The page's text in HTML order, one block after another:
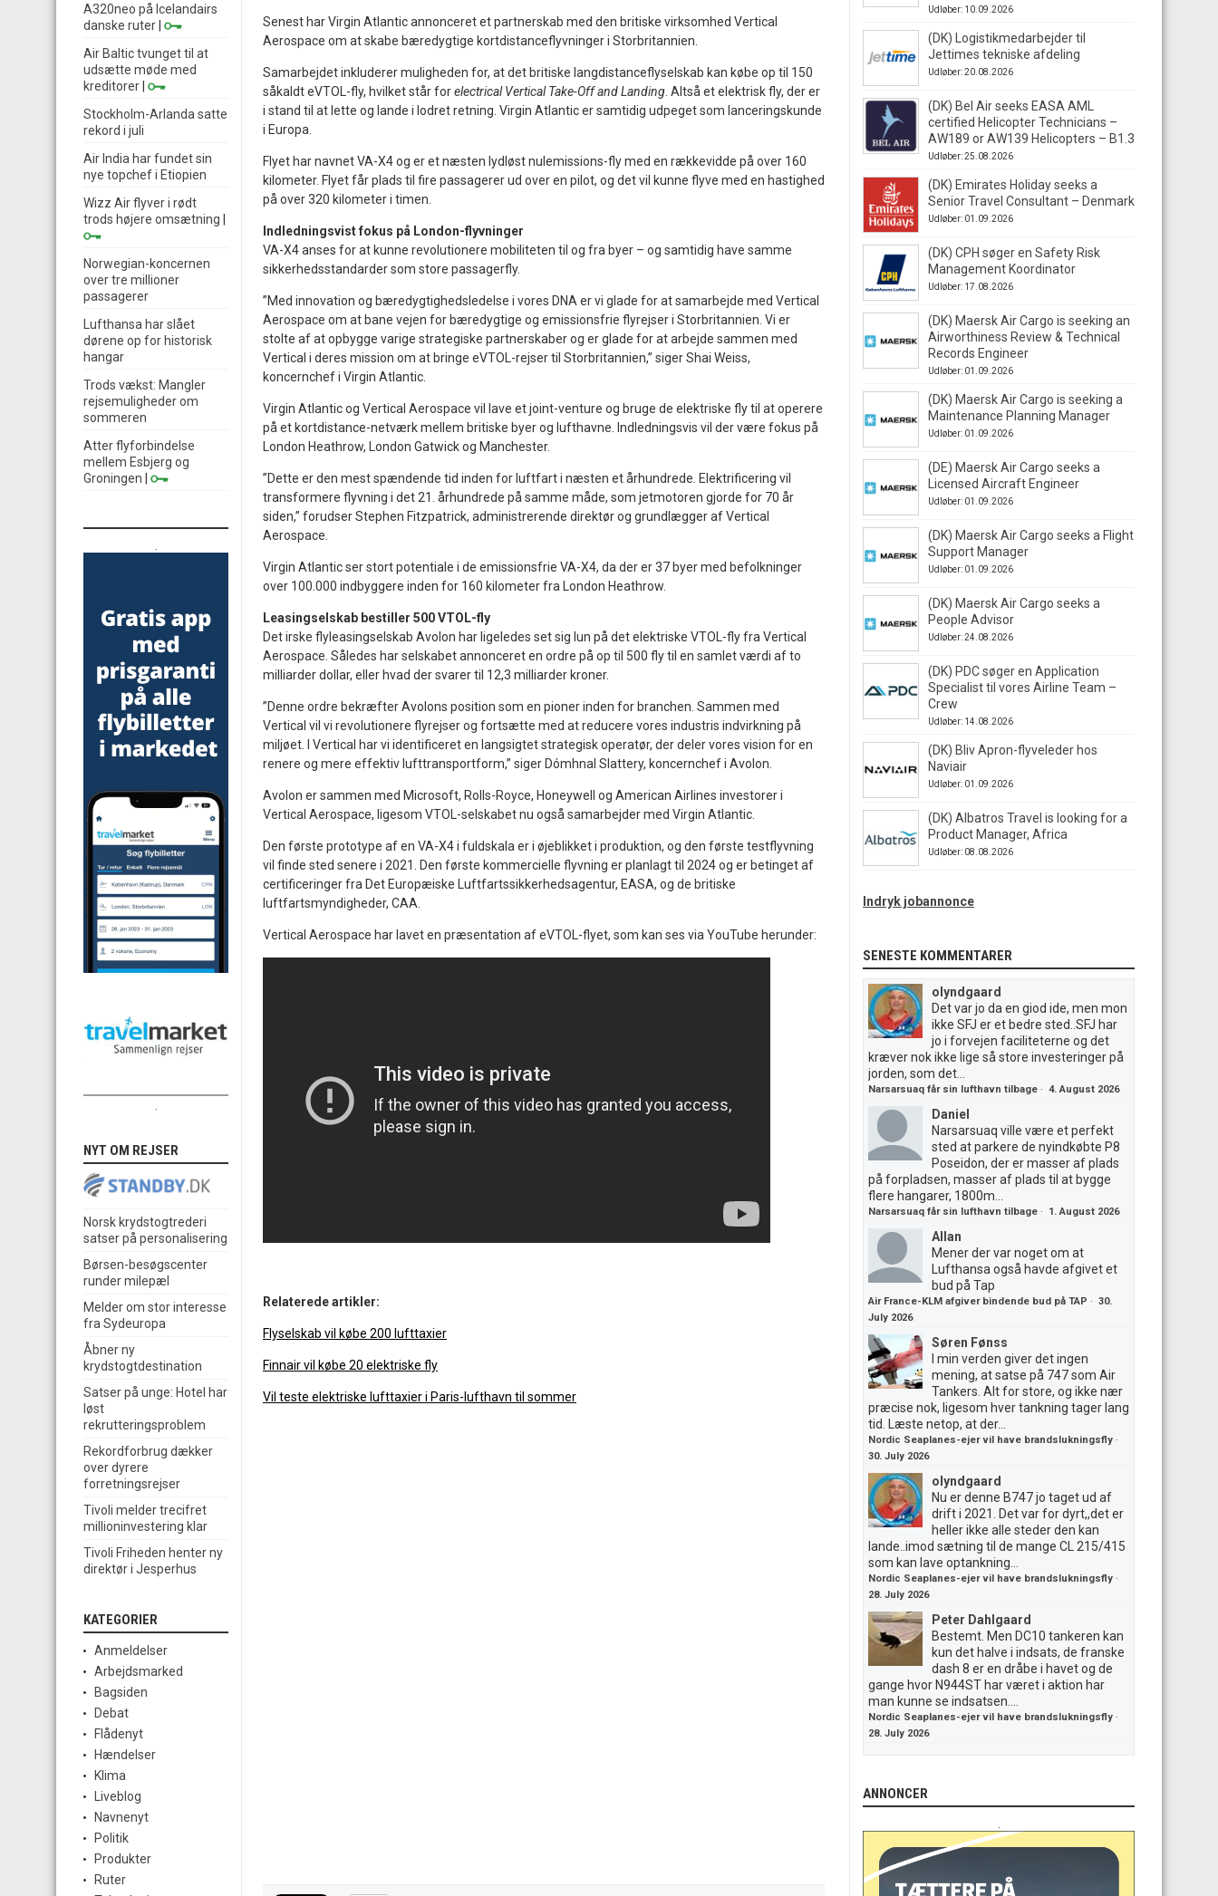
Senest har Virgin Atlantic annonceret et partnerskab med den britiske virksomhed Vertical
Aerospace om at skabe bæredygtige kortdistanceflyvninger i Storbritannien.
Samarbejdet inkluderer muligheden for, at det britiske langdistanceflyselskab kan købe op til 150
såkaldt eVTOL-fly, hvilket står forelectrical Vertical Take-Off and Landing . Altså et elektrisk fly, der er
i stand til at lette og lande i lodret retning. Virgin Atlantic er samtidig udpeget som lanceringskunde
i Europa.
Flyet har navnet VA-X4 og er et næsten lydløst nulemissions-fly med en rækkevidde på over 160
kilometer. Flyet får plads til fire passagerer ud over en pilot, og det vil kunne flyve med en hastighed
på over 320 kilometer i timen.
Indledningsvist fokus på London-flyvninger
VA-X4 anses for at kunne revolutionere mobiliteten til og fra byer – og samtidig have samme
sikkerhedsstandarder som store passagerfly.
”Med innovation og bæredygtighedsledelse i vores DNA er vi glade for at samarbejde med Vertical
Aerospace om at bane vejen for bæredygtige og emissionsfrie flyrejser i Storbritannien. Vi er
stolte af at opbygge varige strategiske partnerskaber og er glade for at arbejde sammen med
Vertical i deres mission om at bringe eVTOL-rejser til Storbritannien,” siger Shai Weiss,
koncernchef i Virgin Atlantic.
Virgin Atlantic og Vertical Aerospace vil lave et joint-venture og bruge de elektriske fly til at operere
på et kortdistance-netværk mellem britiske byer og lufthavne. Indledningsvis vil der være fokus på
London Heathrow, London Gatwick og Manchester.
”Dette er den mest spændende tid inden for luftfart i næsten et århundrede. Elektrificering vil
transformere flyvning i det 21. århundrede på samme måde, som jetmotoren gjorde for 70 år
siden,” forudser Stephen Fitzpatrick, administrerende direktør og grundlægger af Vertical
Aerospace.
Virgin Atlantic ser stort potentiale i de emissionsfrie VA-X4, da der er 37 byer med befolkninger
over 100.000 indbyggere inden for 160 kilometer fra London Heathrow.
Leasingselskab bestiller 500 VTOL-fly
Det irske flyleasingselskab Avolon har ligeledes set sig lun på det elektriske VTOL-fly fra Vertical
Aerospace. Således har selskabet annonceret en ordre på op til 500 fly til en samlet værdi af to
milliarder dollar, eller hvad der svarer til 12,3 milliarder kroner.
”Denne ordre bekræfter Avolons position som en pioner inden for branchen. Sammen med
Vertical vil vi revolutionere flyrejser og fortsætte med at reducere vores industris indvirkning på
miljøet. I Vertical har vi identificeret en langsigtet strategisk operatør, der deler vores vision for en
renere og mere effektiv lufttransportform,” siger Dómhnal Slattery, koncernchef i Avolon.
Avolon er sammen med Microsoft, Rolls-Royce, Honeywell og American Airlines investorer i
Vertical Aerospace, ligesom VTOL-selskabet nu også samarbejder med Virgin Atlantic.
Den første prototype af en VA-X4 i fuldskala er i øjeblikket i produktion, og den første testflyvning
vil finde sted senere i 2021. Den første kommercielle flyvning er planlagt til 2024 og er betinget af
certificeringer fra Det Europæiske Luftfartssikkerhedsagentur, EASA, og de britiske
luftfartsmyndigheder, CAA.
Vertical Aerospace har lavet en præsentation af eVTOL-flyet, som kan ses via YouTube herunder:
Relaterede artikler:
Flyselskab vil købe 200 lufttaxier
Finnair vil købe 20 elektriske fly
Vil teste elektriske lufttaxier i Paris-lufthavn til sommer
A320neo på Icelandairs
danske ruter
Air Baltic tvunget til at
udsætte møde med
kreditorer
Stockholm-Arlanda satte
rekord i juli
Air India har fundet sin
nye topchef i Etiopien
Wizz Air flyver i rødt
trods højere omsætning
Norwegian-koncernen
over tre millioner
passagerer
Lufthansa har slået
dørene op for historisk
hangar
Trods vækst: Mangler
rejsemuligheder om
sommeren
Atter flyforbindelse
mellem Esbjerg og
Groningen
NYT OM REJSER
Norsk krydstogtrederi
satser på personalisering
Børsen-besøgscenter
runder milepæl
Melder om stor interesse
fra Sydeuropa
Åbner ny
krydstogtdestination
Satser på unge: Hotel har
løst
rekrutteringsproblem
Rekordforbrug dækker
over dyrere
forretningsrejser
Tivoli melder trecifret
millioninvestering klar
Tivoli Friheden henter ny
direktør i Jesperhus
KATEGORIER
Anmeldelser
Arbejdsmarked
Bagsiden
Debat
Flådenyt
Hændelser
Klima
Liveblog
Navnenyt
Politik
Produkter
Ruter
Udløber: 10.09.2026
(DK) Logistikmedarbejder til
Jettimes tekniske afdeling
Udløber: 20.08.2026
(DK) Bel Air seeks EASA AML
certified Helicopter Technicians –
AW189 or AW139 Helicopters – B1.3
Udløber: 25.08.2026
(DK) Emirates Holiday seeks a
Senior Travel Consultant – Denmark
Udløber: 01.09.2026
(DK) CPH søger en Safety Risk
Management Koordinator
Udløber: 17.08.2026
(DK) Maersk Air Cargo is seeking an
Airworthiness Review & Technical
Records Engineer
Udløber: 01.09.2026
(DK) Maersk Air Cargo is seeking a
Maintenance Planning Manager
Udløber: 01.09.2026
(DE) Maersk Air Cargo seeks a
Licensed Aircraft Engineer
Udløber: 01.09.2026
(DK) Maersk Air Cargo seeks a Flight
Support Manager
Udløber: 01.09.2026
(DK) Maersk Air Cargo seeks a
People Advisor
Udløber: 24.08.2026
(DK) PDC søger en Application
Specialist til vores Airline Team –
Crew
Udløber: 14.08.2026
(DK) Bliv Apron-flyveleder hos
Naviair
Udløber: 01.09.2026
(DK) Albatros Travel is looking for a
Product Manager, Africa
Udløber: 08.08.2026
Indryk jobannonce
SENESTE KOMMENTARER
olyndgaard
Det var jo da en giod ide, men mon
ikke SFJ er et bedre sted..SFJ har
jo i forvejen faciliteterne og det
kræver nok ikke lige så store investeringer på
jorden, som det...
Narsarsuaq får sin lufthavn tilbage · 4. August 2026
Daniel
Narsarsuaq ville være et perfekt
sted at parkere de nyindkøbte P8
Poseidon, der er masser af plads
på forpladsen, masser af plads til at bygge
flere hangarer, 1800m...
Narsarsuaq får sin lufthavn tilbage · 1. August 2026
Allan
Mener der var noget om at
Lufthansa også havde afgivet et
bud på Tap
Air France-KLM afgiver bindende bud på TAP · 30.
July 2026
Søren Fønss
I min verden giver det ingen
mening, at satse på 747 som Air
Tankers. Alt for store, og ikke nær
præcise nok, ligesom hver tankning tager lang
tid. Læste netop, at der...
Nordic Seaplanes-ejer vil have brandslukningsfly ·
30. July 2026
olyndgaard
Nu er denne B747 jo taget ud af
drift i 2021. Det var for dyrt,,det er
heller ikke alle steder den kan
lande..imod sætning til de mange CL 215/415
som kan lave optankning...
Nordic Seaplanes-ejer vil have brandslukningsfly ·
28. July 2026
Peter Dahlgaard
Bestemt. Men DC10 tankeren kan
kun det halve i indsats, de franske
dash 8 er en dråbe i havet og de
gange hvor N944ST har været i aktion har
man kunne se indsatsen....
Nordic Seaplanes-ejer vil have brandslukningsfly ·
28. July 2026
ANNONCER